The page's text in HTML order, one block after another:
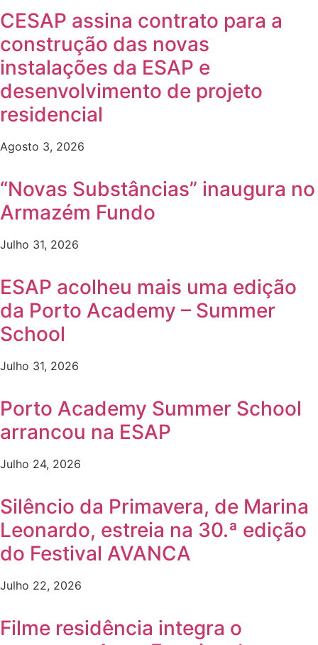
CESAP assina contrato para a
construção das novas
instalações da ESAP e
desenvolvimento de projeto
residencial
Agosto 3, 2026
“Novas Substâncias” inaugura no
Armazém Fundo
Julho 31, 2026
ESAP acolheu mais uma edição
da Porto Academy – Summer
School
Julho 31, 2026
Porto Academy Summer School
arrancou na ESAP
Julho 24, 2026
Silêncio da Primavera, de Marina
Leonardo, estreia na 30.ª edição
do Festival AVANCA
Julho 22, 2026
Filme residência integra o